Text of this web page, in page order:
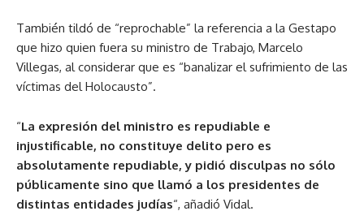
También tildó de “reprochable” la referencia a la Gestapo
que hizo quien fuera su ministro de Trabajo, Marcelo
Villegas, al considerar que es “banalizar el sufrimiento de las
víctimas del Holocausto”.
“La expresión del ministro es repudiable e
injustificable, no constituye delito pero es
absolutamente repudiable, y pidió disculpas no sólo
públicamente sino que llamó a los presidentes de
distintas entidades judías“, añadió Vidal.